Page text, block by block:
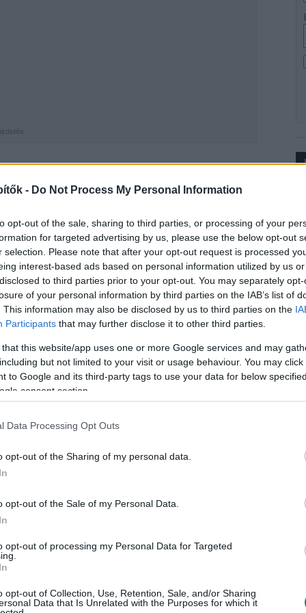
- Do Not Process My Personal Information
opt-out of the sale, sharing to third parties, or processing of your
for targeted advertising by us, please use the below opt-out
selection. Please note that after your opt-out request is processed
interest-based ads based on personal information utilized by us
to third parties prior to your opt-out. You may separately
of your personal information by third parties on the IAB’s list of
This information may also be disclosed by us to third parties on the
Participants that may further disclose it to other third parties.
that this website/app uses one or more Google services and may
but not limited to your visit or usage behaviour. You may
to Google and its third-party tags to use your data for below
consent section.
Data Processing Opt Outs
opt-out of the Sharing of my personal data.
opt-out of the Sale of my Personal Data.
opt-out of processing my Personal Data for Targeted
opt-out of Collection, Use, Retention, Sale, and/or Sharing
Data that Is Unrelated with the Purposes for which it
, Magyarország legnagyobb autóimportőre.
a 2003-ban átadott, majd első ízben 2007-ben
újabb bővítésének alapkövét – tette közzé
és megépítését aSWIETELSKY Magyarország
Tervező, Beruházó és Fejlesztő Zrt. felel.
a Porsche Holding kelet- és közép-európai
játszik fontos szerepet, amely vasúti
révén a Porsche Holding tovább erősíti
hosszú távon és fenntartható módon.
a hatékonysági és fenntarthatósági szempontok,
megszerzésére törekszik.
megtartása, amelyen keresztül a Porsche
és a maximális ügyfélelégedettség elérését az
az új létesítmény üzembe helyezése